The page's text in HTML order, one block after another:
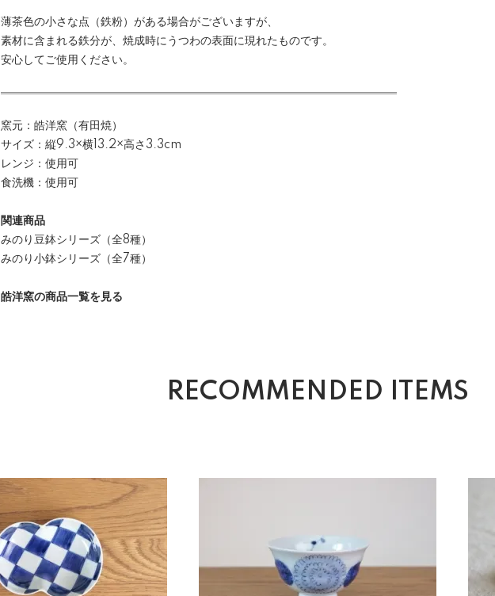
薄茶色の小さな点（鉄粉）がある場合がございますが、
素材に含まれる鉄分が、焼成時にうつわの表面に現れたものです。
安心してご使用ください。
窯元：皓洋窯（有田焼）
サイズ：縦9.3×横13.2×高さ3.3cm
レンジ：使用可
食洗機：使用可
関連商品
みのり豆鉢シリーズ（全8種）
みのり小鉢シリーズ（全7種）
皓洋窯の商品一覧を見る
RECOMMENDED ITEMS